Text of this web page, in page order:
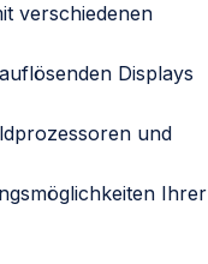
verschiedenen
Displays
und
Ihrer